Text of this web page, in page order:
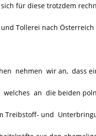
für diese trotzdem
Tollerei nach
nehmen wir an, dass
an die beiden
Treibstoff- und